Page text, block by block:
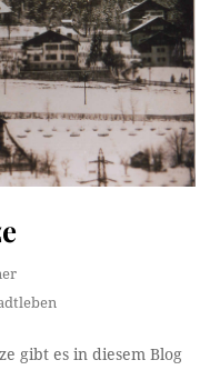
gibt es in diesem Blog